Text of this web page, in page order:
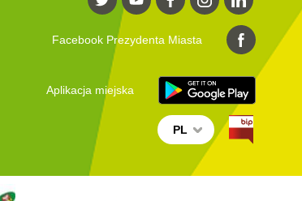
Facebook Prezydenta Miasta
Aplikacja miejska
PL